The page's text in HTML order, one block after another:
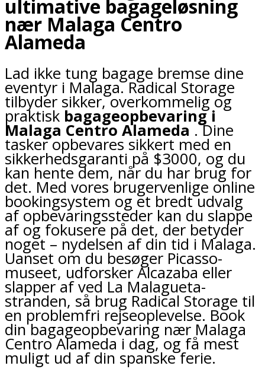
ultimative bagageløsning
nær Malaga Centro
Alameda
Lad ikke tung bagage bremse dine
eventyr i Malaga. Radical Storage
tilbyder sikker, overkommelig og
praktisk bagageopbevaring i
Malaga Centro Alameda . Dine
tasker opbevares sikkert med en
sikkerhedsgaranti på $3000, og du
kan hente dem, når du har brug for
det. Med vores brugervenlige online
bookingsystem og et bredt udvalg
af opbevaringssteder kan du slappe
af og fokusere på det, der betyder
noget – nydelsen af din tid i Malaga.
Uanset om du besøger Picasso-
museet, udforsker Alcazaba eller
slapper af ved La Malagueta-
stranden, så brug Radical Storage til
en problemfri rejseoplevelse. Book
din bagageopbevaring nær Malaga
Centro Alameda i dag, og få mest
muligt ud af din spanske ferie.